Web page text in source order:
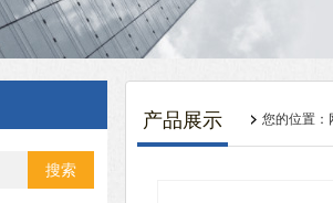
产品展示 您的位置：